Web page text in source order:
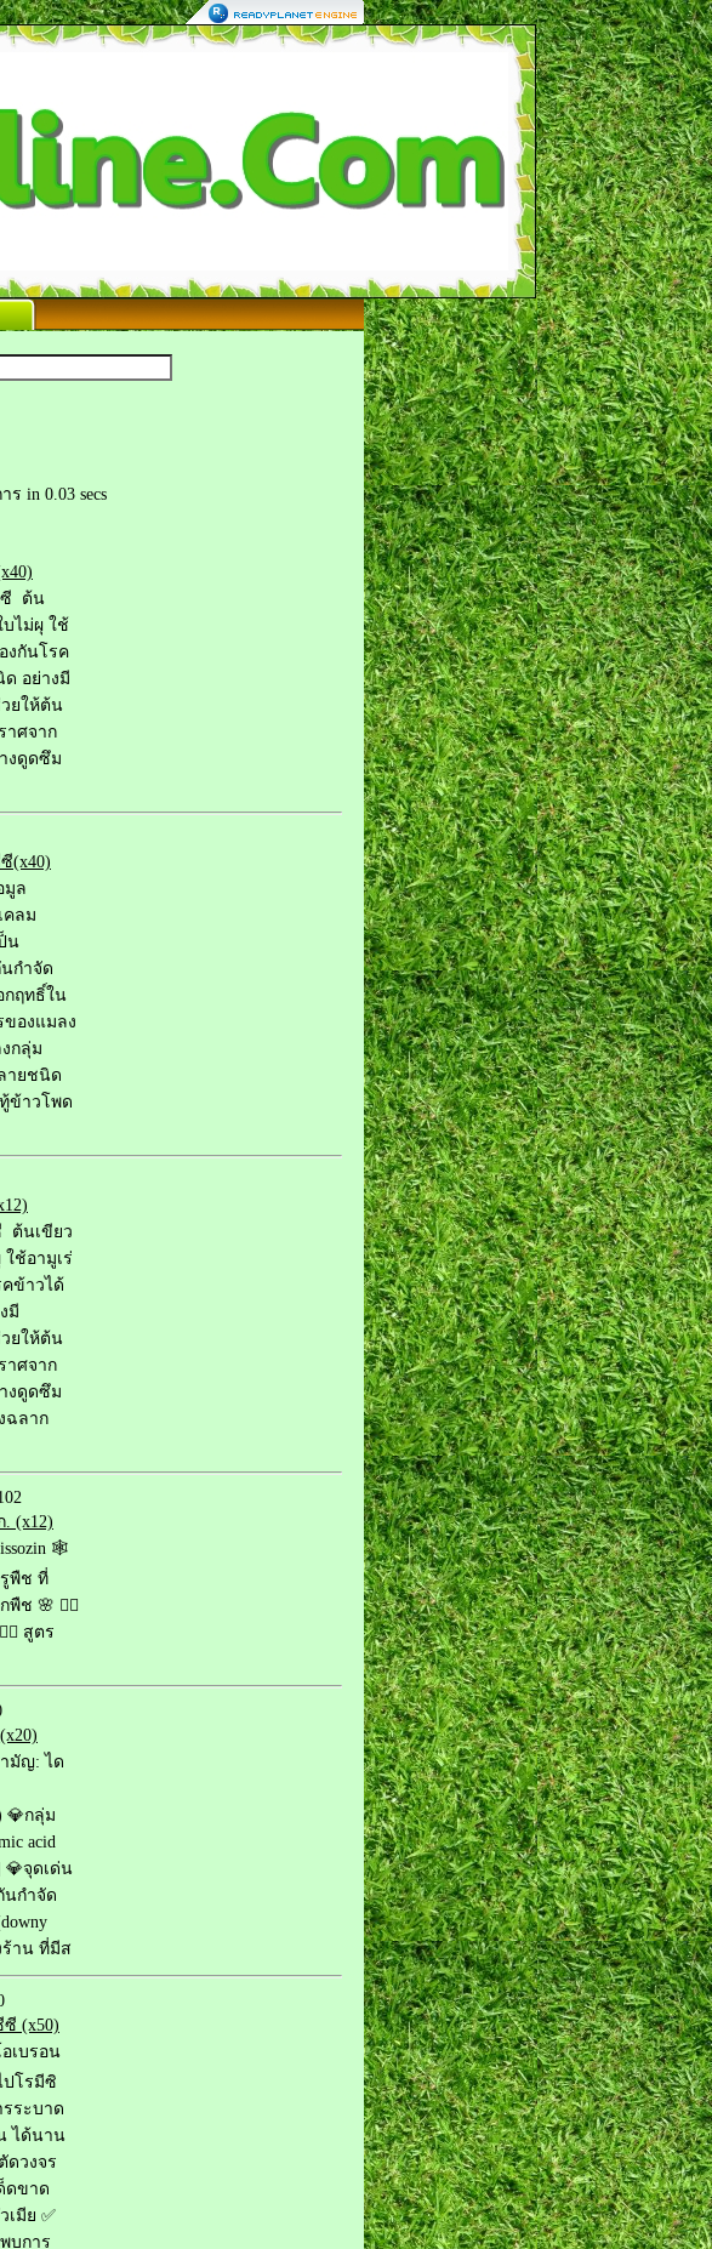
in 0.03 secs
ซี ต้น
บไม่ผุ ใช้
งกันโรค
อย่างมี
ยให้ต้น
าศจาก
งดูดซึม
(x40)
มูล
ลม
น
กำจัด
กฤทธิ์ใน
ของแมลง
กลุ่ม
ายชนิด
ข้าวโพด
ต้นเขียว
ใช้อามูเร่
คข้าวได้
มี
ยให้ต้น
าศจาก
งดูดซึม
ฉลาก
(x12)
🕸️
พืช ที่
พืช 🌸 ❤️‍🔥
สูตร
มัญ: ได
💎กลุ่ม
acid
💎จุดเด่น
นกำจัด
ร้าน ที่มีส
ซี (x50)
เบรอน
ปโรมีซิ
รระบาด
ได้นาน
ดวงจร
ดขาด
เมีย ✅
บการ